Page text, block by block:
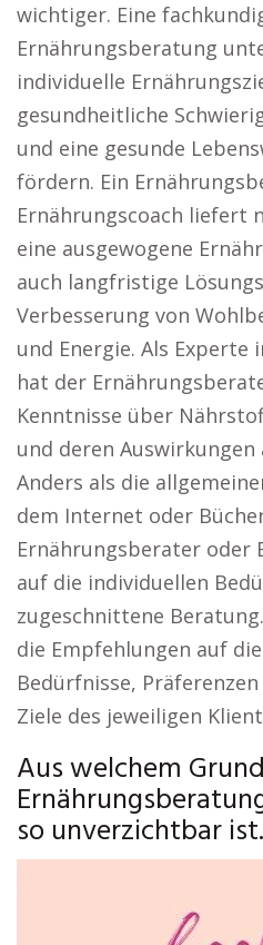
wichtiger. Eine
Ernährungsberatung
individuelle
gesundheitliche
und eine gesunde
fördern. Ein
Ernährungscoach liefert
eine ausgewogene
auch langfristige
Verbesserung von
und Energie. Als Experte
hat der
Kenntnisse über
und deren
Anders als die
dem Internet oder
Ernährungsberater oder
auf die individuellen
zugeschnittene
die Empfehlungen auf
Bedürfnisse,
Ziele des jeweiligen
Aus welchem
so unverzichtbar ist.